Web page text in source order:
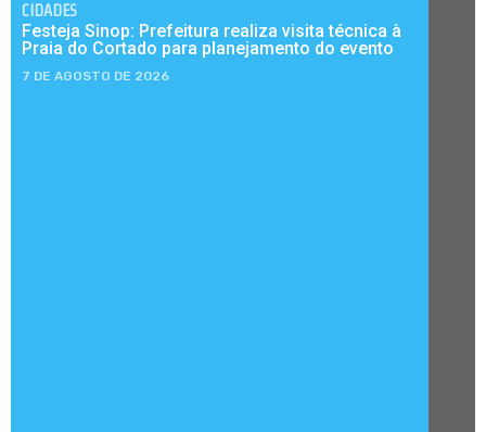
CIDADES
Festeja Sinop: Prefeitura realiza visita técnica à
Praia do Cortado para planejamento do evento
7 DE AGOSTO DE 2026